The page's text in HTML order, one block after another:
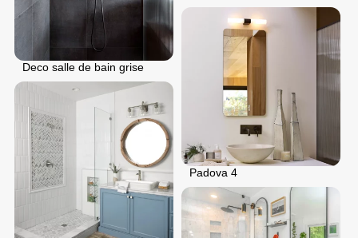
Deco salle de bain grise
Padova 4